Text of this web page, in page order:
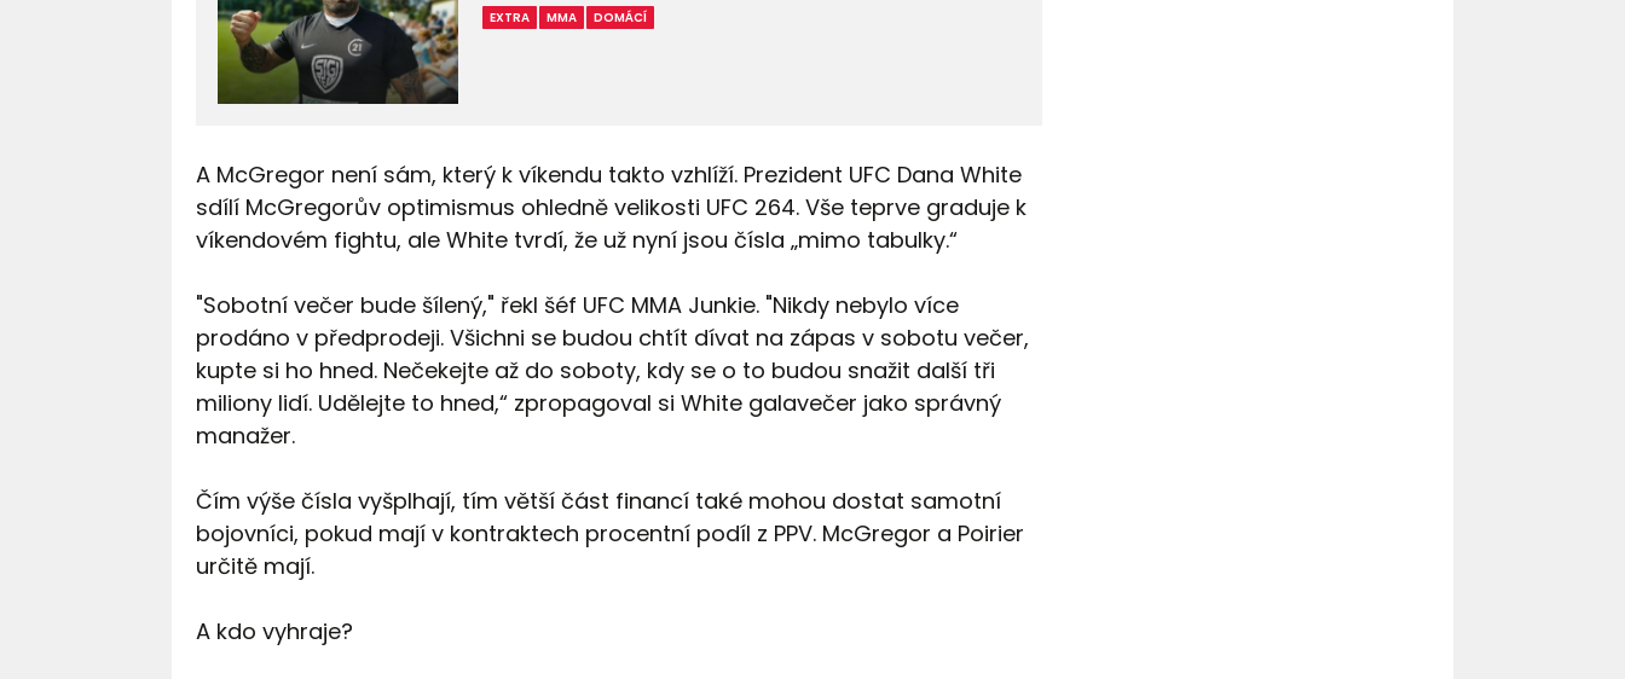
EXTRA MMA DOMÁCÍ
A McGregor není sám, který k víkendu takto vzhlíží. Prezident UFC Dana White
sdílí McGregorův optimismus ohledně velikosti UFC 264. Vše teprve graduje k
víkendovém fightu, ale White tvrdí, že už nyní jsou čísla „mimo tabulky.“
"Sobotní večer bude šílený," řekl šéf UFC MMA Junkie. "Nikdy nebylo více
prodáno v předprodeji. Všichni se budou chtít dívat na zápas v sobotu večer,
kupte si ho hned. Nečekejte až do soboty, kdy se o to budou snažit další tři
miliony lidí. Udělejte to hned,“ zpropagoval si White galavečer jako správný
manažer.
Čím výše čísla vyšplhají, tím větší část financí také mohou dostat samotní
bojovníci, pokud mají v kontraktech procentní podíl z PPV. McGregor a Poirier
určitě mají.
A kdo vyhraje?